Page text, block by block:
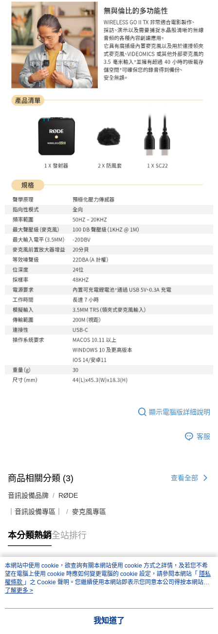
請求用戶進行身份認證。
５．嚴禁一人註冊多個帳號或使用他人資訊註冊。若發現惡意使用之情形，
恩沛科技股份有限公司將有權停止該用戶之使用額度並採取法律行動。
顯示電腦版詳細說明
客服
商品相關分類 (3) 查看全部
音訊設備品牌 RØDE
｜音訊設備專區｜ 麥克風專區
本分類熱銷全站排行
熱門標籤
本網站中使用 cookie，欲查詢有關本網站使用 cookie 方式之詳情，及若您不希
望在電腦上使用 cookie 時應如何變更電腦的 cookie 設定，請參閱本網站「 隱私
權條款 」之 Cookie 聲明。您繼續使用本網站即表示您同意本公司得按本網站使
用條款之 Cookie 聲明使用 cookie。
了解更多 >
我知道了